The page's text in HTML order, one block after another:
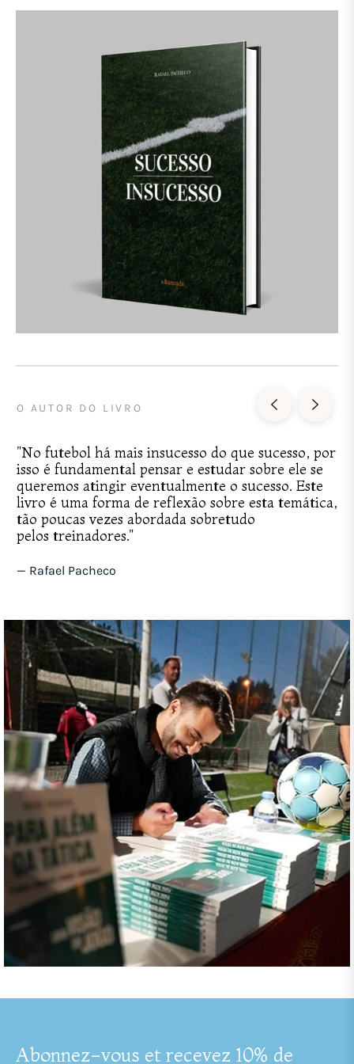
O AUTOR DO LIVRO
"No futebol há mais insucesso do que sucesso, por
isso é fundamental pensar e estudar sobre ele se
queremos atingir eventualmente o sucesso. Este
livro é uma forma de reflexão sobre esta temática,
tão poucas vezes abordada sobretudo
pelos treinadores."
— Rafael Pacheco
Abonnez-vous et recevez 10% de